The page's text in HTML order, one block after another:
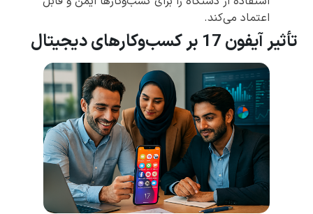
اعتماد می‌کند.
تأثیر آیفون 17 بر کسب‌وکارهای دیجیتال